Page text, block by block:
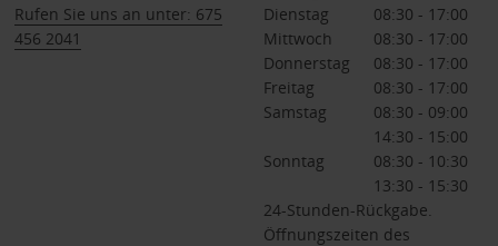
Rufen Sie uns an unter: 675
456 2041
Dienstag
08:30 - 17:00
Mittwoch
08:30 - 17:00
Donnerstag
08:30 - 17:00
Freitag
08:30 - 17:00
Samstag
08:30 - 09:00
14:30 - 15:00
Sonntag
08:30 - 10:30
13:30 - 15:30
24-Stunden-Rückgabe.
Öffnungszeiten des